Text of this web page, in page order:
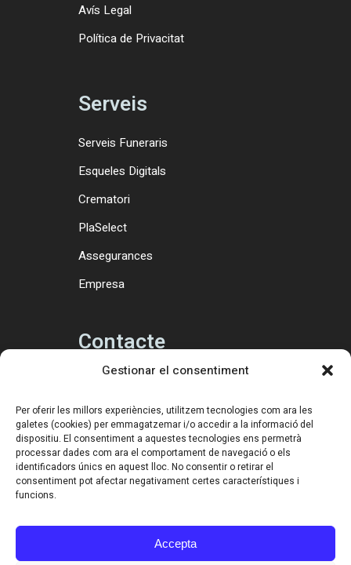
Gestionar el consentiment
Per oferir les millors experiències, utilitzem tecnologies com ara les
galetes (cookies) per emmagatzemar i/o accedir a la informació del
dispositiu. El consentiment a aquestes tecnologies ens permetrà
processar dades com ara el comportament de navegació o els
identificadors únics en aquest lloc. No consentir o retirar el
consentiment pot afectar negativament certes característiques i
funcions.
Accepta
Avís Legal
Política de Privacitat
Serveis
Serveis Funeraris
Esqueles Digitals
Crematori
PlaSelect
Assegurances
Empresa
Contacte
Tel. 971 56 30 96
Tel. 24 h: 617 392 929
Fax. 971 56 53 10
gmr@grupmuntaner.com
Gestió de
cementiris